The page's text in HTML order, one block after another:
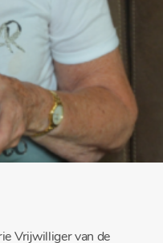
Vrijwilliger van de